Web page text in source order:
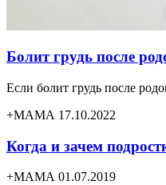
Болит грудь после
Если болит грудь после
+МАМА 17.10.2022
Когда и зачем
+МАМА 01.07.2019